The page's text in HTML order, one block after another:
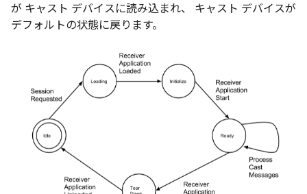
が キャスト デバイスに読み込まれ、 キャスト デバイスが
デフォルトの状態に戻ります。